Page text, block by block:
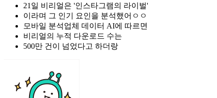
21일 비리얼은 '인스타그램의 라이벌'
이라며 그 인기 요인을 분석했어ㅇㅇ
모바일 분석업체 데이터 AI에 따르면
비리얼의 누적 다운로드 수는
500만 건이 넘었다고 하더랑